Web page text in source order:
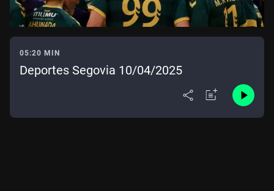
05:20 MIN
Deportes Segovia 10/04/2025